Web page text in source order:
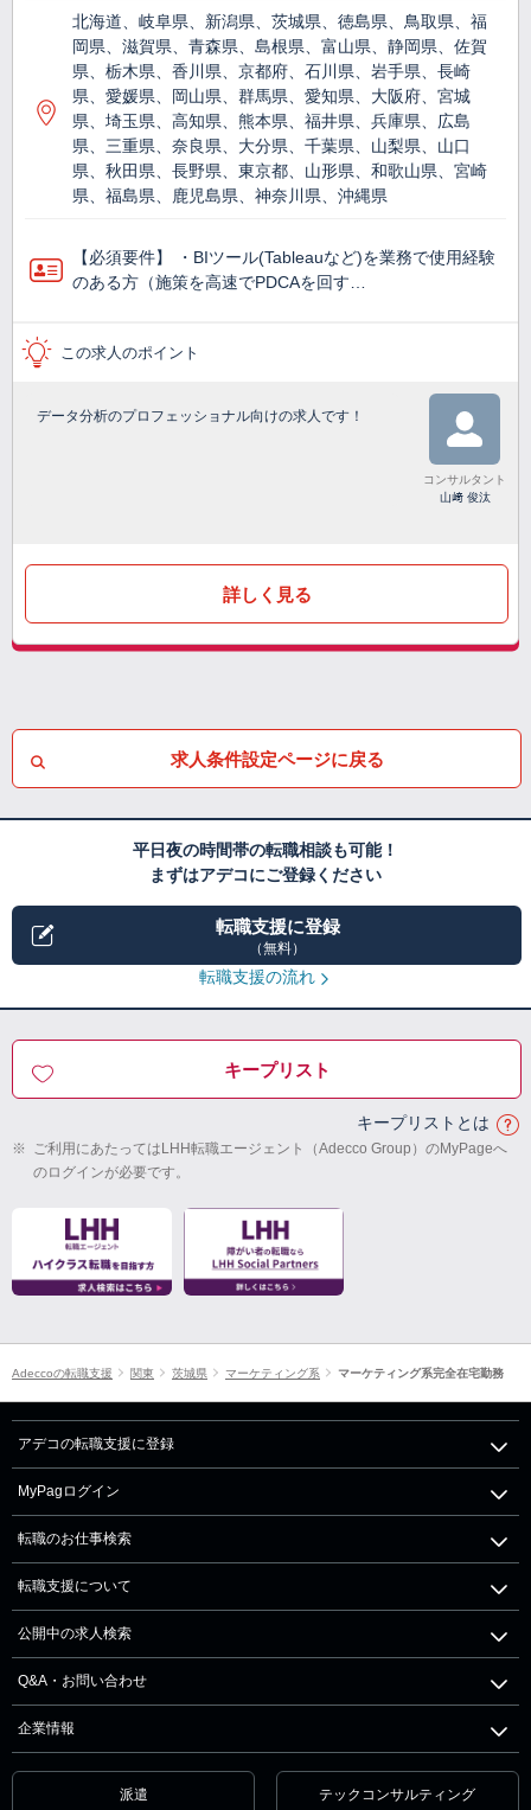
北海道、岐阜県、新潟県、茨城県、徳島県、鳥取県、福
岡県、滋賀県、青森県、島根県、富山県、静岡県、佐賀
県、栃木県、香川県、京都府、石川県、岩手県、長崎
県、愛媛県、岡山県、群馬県、愛知県、大阪府、宮城
県、埼玉県、高知県、熊本県、福井県、兵庫県、広島
県、三重県、奈良県、大分県、千葉県、山梨県、山口
県、秋田県、長野県、東京都、山形県、和歌山県、宮崎
県、福島県、鹿児島県、神奈川県、沖縄県
【必須要件】 ・BIツール(Tableauなど)を業務で使⽤経験
のある方（施策を高速でPDCAを回す…
この求人のポイント
データ分析のプロフェッショナル向けの求人です！
コンサルタント
山﨑 俊汰
詳しく見る
求人条件設定ページに戻る
平日夜の時間帯の転職相談も可能！
まずはアデコにご登録ください
転職支援に登録
（無料）
転職支援の流れ
キープリスト
キープリストとは
※ ご利用にあたってはLHH転職エージェント（Adecco Group）のMyPageへ
のログインが必要です。
Adeccoの転職支援 関東 茨城県 マーケティング系 マーケティング系完全在宅勤務
アデコの転職支援に登録
MyPagログイン
転職のお仕事検索
転職支援について
公開中の求人検索
Q&A・お問い合わせ
企業情報
派遣 テックコンサルティング